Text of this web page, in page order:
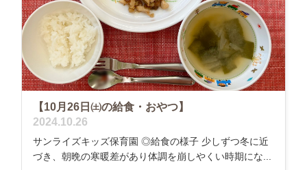
【10月26日㈯の給食・おやつ】
2024.10.26
サンライズキッズ保育園 ◎給食の様子 少しずつ冬に近
づき、朝晩の寒暖差があり体調を崩しやくい時期にな...